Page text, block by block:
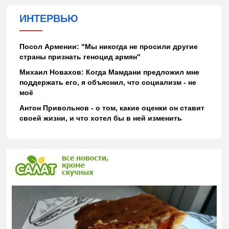
ИНТЕРВЬЮ
Посол Армении: "Мы никогда не просили другие
страны признать геноцид армян"
Михаил Новахов: Когда Мамдани предложил мне
поддержать его, я объяснил, что социализм - не
моё
Антон Привольнов - о том, какие оценки он ставит
своей жизни, и что хотел бы в ней изменить